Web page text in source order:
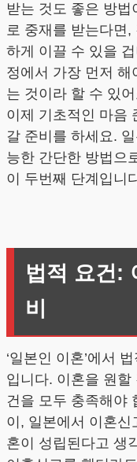
받는 것도 좋은 방
로 중재를 받는다면
하게 이끌 수 있을
정에서 가장 먼저
는 것이라 할 수 있
이제 기초적인 마음
갈 준비를 하세요.
능한 간단한 방법으
이 두번째 단계입니
법적 요건:
비
‘일본인 이혼’에서
입니다. 이혼을 원할
건을 모두 충족해야
이, 일본에서 이혼신
혼이 성립된다고 생